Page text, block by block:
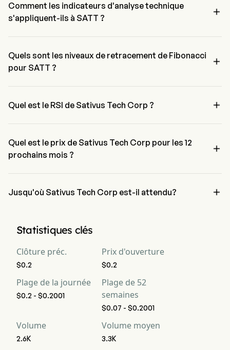
Comment les indicateurs d'analyse technique
s'appliquent-ils à SATT ?

signaux de vente.
Quels sont les niveaux de retracement de Fibonacci
pour SATT ?

Quel est le RSI de Sativus Tech Corp ? 
Quel est le prix de Sativus Tech Corp pour les 12
prochains mois ?

Jusqu'où Sativus Tech Corp est-il attendu? 
Statistiques clés
Clôture préc.
$0.2
Prix d'ouverture
$0.2
Plage de la journée
$0.2 - $0.2001
Plage de 52
semaines
$0.07 - $0.2001
Volume
2.6K
Volume moyen
3.3K